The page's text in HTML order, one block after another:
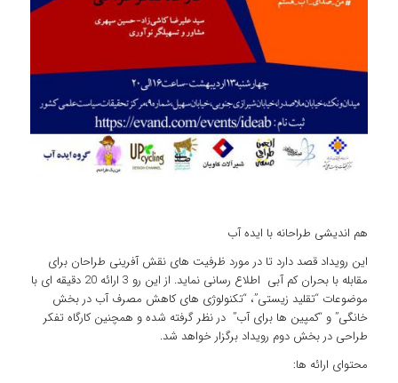
هم اندیشی طراحانه با ایده آب
این رویداد قصد دارد تا در مورد ظرفیت های نقش آفرینی طراحان برای
مقابله با بحران کم آبی اطلاع رسانی نماید. از این رو 3 ارائه 20 دقیقه ای با
موضوعات “تقلید زیستی”️، “تکنولوژی های کاهش مصرف آب در بخش
خانگی” و “کمپین ها برای آب” در نظر گرفته شده و همچنین کارگاه تفکر
طراحی در بخش دوم رویداد برگزار خواهد شد.
محتوای ارائه ها: